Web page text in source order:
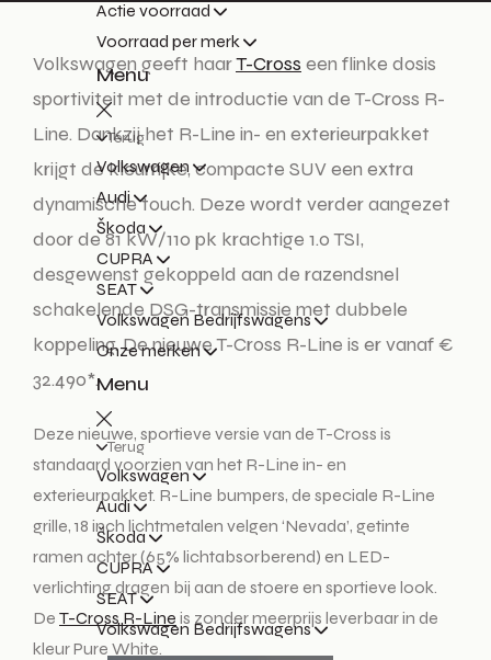
Actie voorraad
Voorraad per merk
Menu
Terug
Volkswagen
Audi
Škoda
CUPRA
SEAT
Volkswagen Bedrijfswagens
Onze merken
Menu
Terug
Volkswagen
Audi
Škoda
CUPRA
SEAT
Volkswagen Bedrijfswagens
Volkswagen geeft haarT-Cross een flinke dosis
sportiviteit met de introductie van de T-Cross R-
Line. Dankzij het R-Line in- en exterieurpakket
krijgt de kleurrijke, compacte SUV een extra
dynamische touch. Deze wordt verder aangezet
door de 81 kW/110 pk krachtige 1.0 TSI,
desgewenst gekoppeld aan de razendsnel
schakelende DSG-transmissie met dubbele
koppeling. De nieuwe T-Cross R-Line is er vanaf €
32.490*.
Deze nieuwe, sportieve versie van de T-Cross is
standaard voorzien van het R-Line in- en
exterieurpakket. R-Line bumpers, de speciale R-Line
grille, 18 inch lichtmetalen velgen ‘Nevada’, getinte
ramen achter (65% lichtabsorberend) en LED-
verlichting dragen bij aan de stoere en sportieve look.
De T-Cross R-Line is zonder meerprijs leverbaar in de
kleur Pure White.